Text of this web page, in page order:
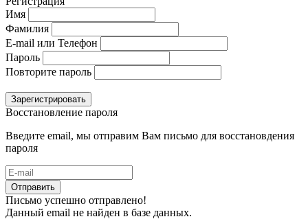
Имя
Фамилия
E-mail или Телефон
Пароль
Повторите пароль
Зарегистрировать
Восстановление пароля
Введите email, мы отправим Вам письмо для восстановдения
пароля
Отправить
Письмо успешно отправлено!
Данный email не найден в базе данных.